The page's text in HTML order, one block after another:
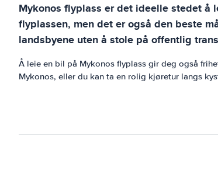
Mykonos flyplass er det ideelle stedet å
flyplassen, men det er også den beste
landsbyene uten å stole på offentlig
Å leie en bil på Mykonos flyplass gir deg også
Mykonos, eller du kan ta en rolig kjøretur langs